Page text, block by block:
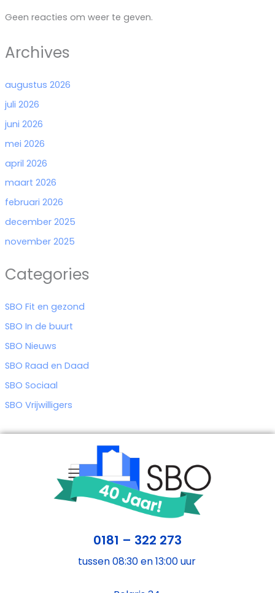
Geen reacties om weer te geven.
Archives
augustus 2026
juli 2026
juni 2026
mei 2026
april 2026
maart 2026
februari 2026
december 2025
november 2025
Categories
SBO Fit en gezond
SBO In de buurt
SBO Nieuws
SBO Raad en Daad
SBO Sociaal
SBO Vrijwilligers
0181 – 322 273
tussen 08:30 en 13:00 uur